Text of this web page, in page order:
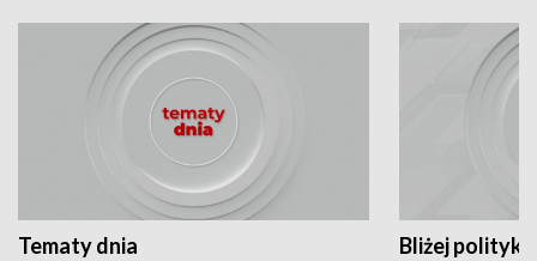
Tematy dnia Bliżej polityki